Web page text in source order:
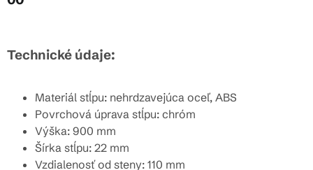
Technické údaje:
Materiál stĺpu: nehrdzavejúca oceľ, ABS
Povrchová úprava stĺpu: chróm
Výška: 900 mm
Šírka stĺpu: 22 mm
Vzdialenosť od steny: 110 mm